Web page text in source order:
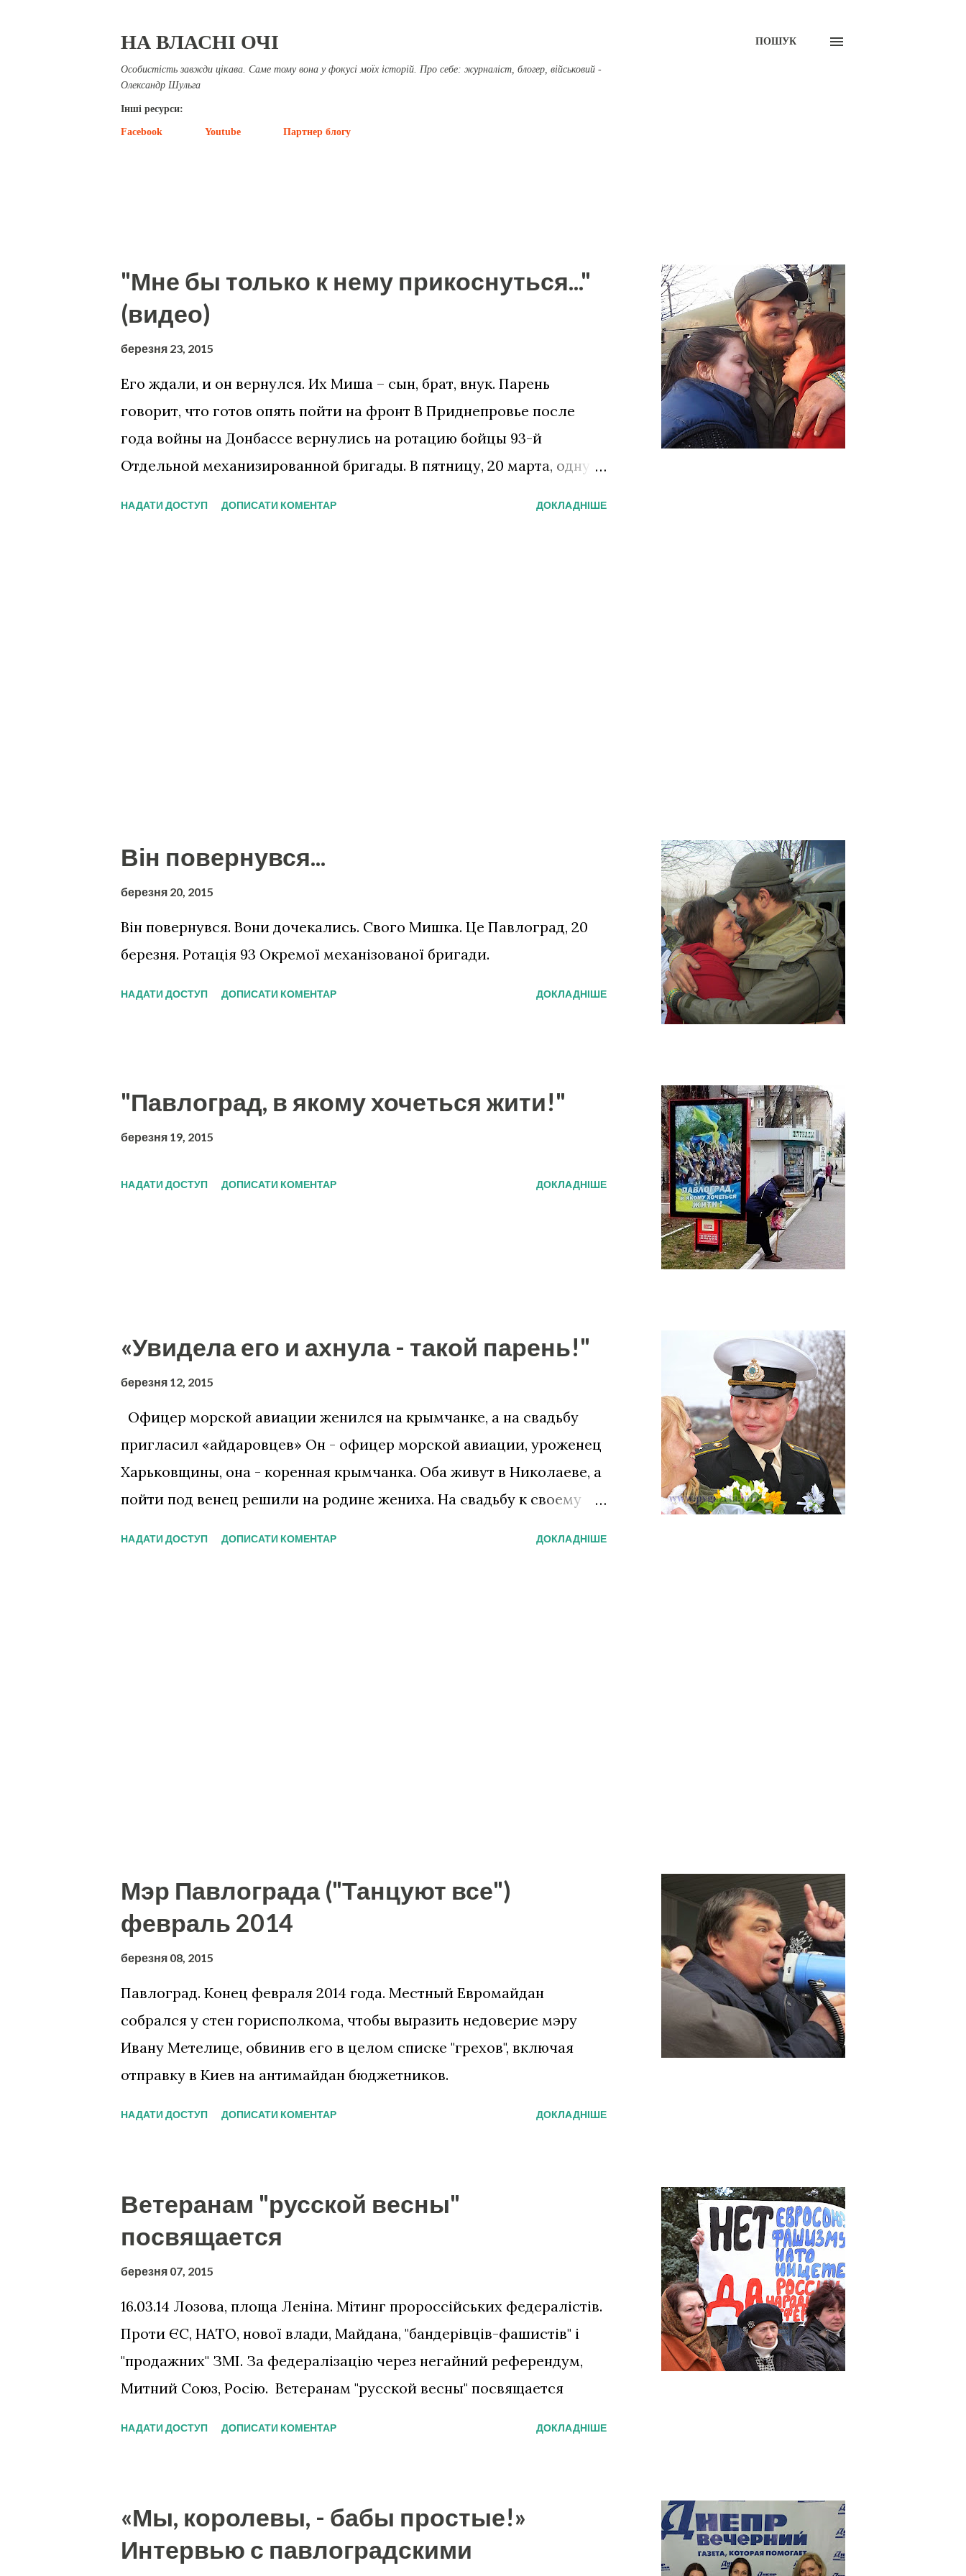
НА ВЛАСНІ ОЧІ
Особистість завжди цікава. Саме тому вона у фокусі моїх історій. Про себе: журналіст, блогер, військовий -
Олександр Шульга
ПОШУК
Інші ресурси:
Facebook Youtube Партнер блогу
"Мне бы только к нему прикоснуться..."
(видео)
березня 23, 2015
Его ждали, и он вернулся. Их Миша – сын, брат, внук. Парень
говорит, что готов опять пойти на фронт В Приднепровье после
года войны на Донбассе вернулись на ротацию бойцы 93-й
Отдельной механизированной бригады. В пятницу, 20 марта, одну
НАДАТИ ДОСТУП ДОПИСАТИ КОМЕНТАР ДОКЛАДНІШЕ
Він повернувся...
березня 20, 2015
Він повернувся. Вони дочекались. Свого Мишка. Це Павлоград, 20
березня. Ротація 93 Окремої механізованої бригади.
НАДАТИ ДОСТУП ДОПИСАТИ КОМЕНТАР ДОКЛАДНІШЕ
"Павлоград, в якому хочеться жити!"
березня 19, 2015
НАДАТИ ДОСТУП ДОПИСАТИ КОМЕНТАР ДОКЛАДНІШЕ
«Увидела его и ахнула - такой парень!"
березня 12, 2015
Офицер морской авиации женился на крымчанке, а на свадьбу
пригласил «айдаровцев» Он - офицер морской авиации, уроженец
Харьковщины, она - коренная крымчанка. Оба живут в Николаеве, а
пойти под венец решили на родине жениха. На свадьбу к своему
НАДАТИ ДОСТУП ДОПИСАТИ КОМЕНТАР ДОКЛАДНІШЕ
Мэр Павлограда ("Танцуют все")
февраль 2014
березня 08, 2015
Павлоград. Конец февраля 2014 года. Местный Евромайдан
собрался у стен горисполкома, чтобы выразить недоверие мэру
Ивану Метелице, обвинив его в целом списке "грехов", включая
отправку в Киев на антимайдан бюджетников.
НАДАТИ ДОСТУП ДОПИСАТИ КОМЕНТАР ДОКЛАДНІШЕ
Ветеранам "русской весны"
посвящается
березня 07, 2015
16.03.14 Лозова, площа Леніна. Мітинг пророссійських федералістів.
Проти ЄС, НАТО, нової влади, Майдана, "бандерівців-фашистів" і
"продажних" ЗМІ. За федералізацію через негайний референдум,
Митний Союз, Росію. Ветеранам "русской весны" посвящается
НАДАТИ ДОСТУП ДОПИСАТИ КОМЕНТАР ДОКЛАДНІШЕ
«Мы, королевы, - бабы простые!»
Интервью с павлоградскими